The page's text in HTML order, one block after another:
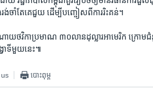
ង់ចាំ​តែ​គេ​ជួយ​ ដើម្បី​បញ្ចៀស​ពី​ការ​រិះគន់។
ាយ​ថវិកា​ប្រមាណ​ ៣០​លាន​ដុល្លារ​អាមេរិក ​ក្រ
ា​ទី​មួយ​នេះ៕
បោះពុម្ព